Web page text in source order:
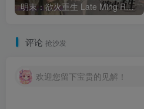
明末：欲火重生 Late Ming Reborn in Flames 豪华中文Build.20839572 全DLC版下载
评论 抢沙发
欢迎您留下宝贵的见解！